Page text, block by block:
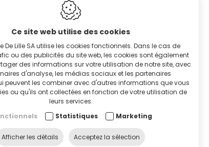
& HULP
Ce site web utilise des cookies
De Lille SA utilise les cookies fonctionnels. Dans le cas de
ou des publicités du site web, les cookies sont également
des informations sur votre utilisation de notre site, avec
d'analyse, les médias sociaux et les partenaires
peuvent les combiner avec d'autres informations que vous
ou qu'ils ont collectées en fonction de votre utilisation de
leurs services.
Statistiques Marketing
Afficher les détails Acceptez la sélection